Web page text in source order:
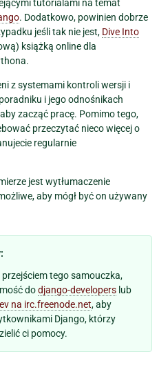
tutorialami na temat
. Dodatkowo, powinien dobrze
jeśli tak nie jest, Dive Into
książką online dla
z systemami kontroli wersji i
i jego odnośnikach
zacząć pracę. Pomimo tego,
przeczytać nieco więcej o
regularnie
jest wytłumaczenie
aby mógł być on używany
tego samouczka,
dodjango-developers lub
na irc.freenode.net, aby
Django, którzy
ci pomocy.